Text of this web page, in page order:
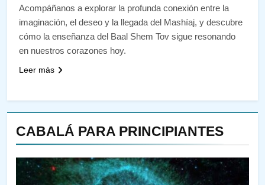
CABALÁ PARA PRINCIPIANTES
Acompáñanos a explorar la profunda conexión entre la
imaginación, el deseo y la llegada del Mashíaj, y descubre
cómo la enseñanza del Baal Shem Tov sigue resonando
en nuestros corazones hoy.
Leer más